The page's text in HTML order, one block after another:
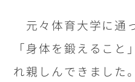
元々体育大学に通
「身体を鍛えるこ
れ親しんできました